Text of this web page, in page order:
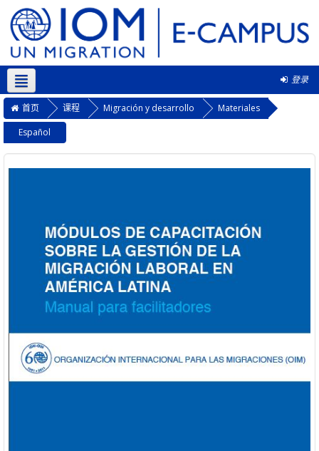
登录
简体中文 ‎(zh_cn)‎
首页 课程 Migración y desarrollo
Materiales
Español